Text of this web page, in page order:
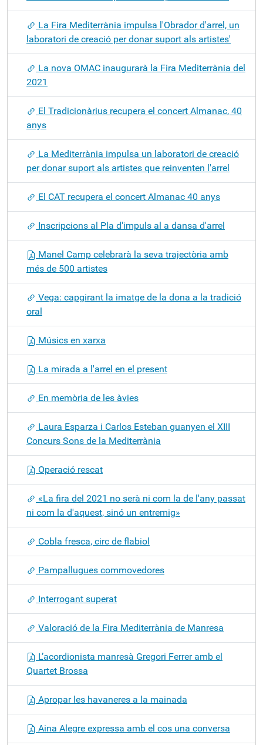
La Fira Mediterrània impulsa l'Obrador d'arrel, un
laboratori de creació per donar suport als artistes'
La nova OMAC inaugurarà la Fira Mediterrània del
2021
El Tradicionàrius recupera el concert Almanac, 40
anys
La Mediterrània impulsa un laboratori de creació
per donar suport als artistes que reinventen l'arrel
El CAT recupera el concert Almanac 40 anys
Inscripcions al Pla d'impuls al a dansa d'arrel
Manel Camp celebrarà la seva trajectòria amb
més de 500 artistes
Vega: capgirant la imatge de la dona a la tradició
oral
Músics en xarxa
La mirada a l'arrel en el present
En memòria de les àvies
Laura Esparza i Carlos Esteban guanyen el XIII
Concurs Sons de la Mediterrània
Operació rescat
«La fira del 2021 no serà ni com la de l'any passat
ni com la d'aquest, sinó un entremig»
Cobla fresca, circ de flabiol
Pampallugues commovedores
Interrogant superat
Valoració de la Fira Mediterrània de Manresa
L’acordionista manresà Gregori Ferrer amb el
Quartet Brossa
Apropar les havaneres a la mainada
Aina Alegre expressa amb el cos una conversa